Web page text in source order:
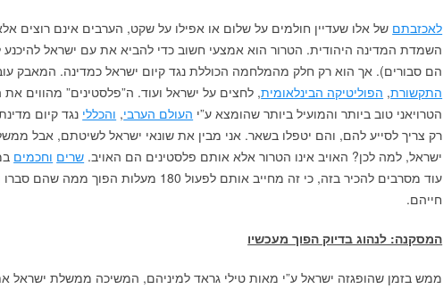
לאכזבתם של אלו שעדיין חולמים על שלום או אפילו על שקט, הערבים אינם רוצים
השמדת המדינה היהודית. הטרור הוא אמצעי חשוב כדי להביא את עם ישראל
הם סבורים). אך הוא רק חלק מהמלחמה הכוללת נגד קיום ישראל כמדינה. המאבק
התקשורת, הפוליטיקה הבינלאומית, לחצים על ישראל ועוד. ה”פלסטינים” מהווים את
הטרויאני טוב ביותר והמועיל ביותר שהומצא ע”י העולם הערבי, והכללי נגד קיום
רק צריך לסייע להם, והם יטפלו בשאר. אני מבין את שונאי ישראל לשיטתם, אבל
ישראל, למה לכן? האויב אינו הטרור אלא אותם פלסטינים הם האויב. שרים וחכמים
עוד מסרבים להכיר בזה, כי זה מחייב אותם לפעול 180 מעלות הפוך
חייהם.
המסקנה: לנהוג בדיוק הפוך מעכשיו
ממש בזמן שהופגזה ישראל ע”י מאות טילי גראד למיניהם, המשיכה ממשלת ישראל